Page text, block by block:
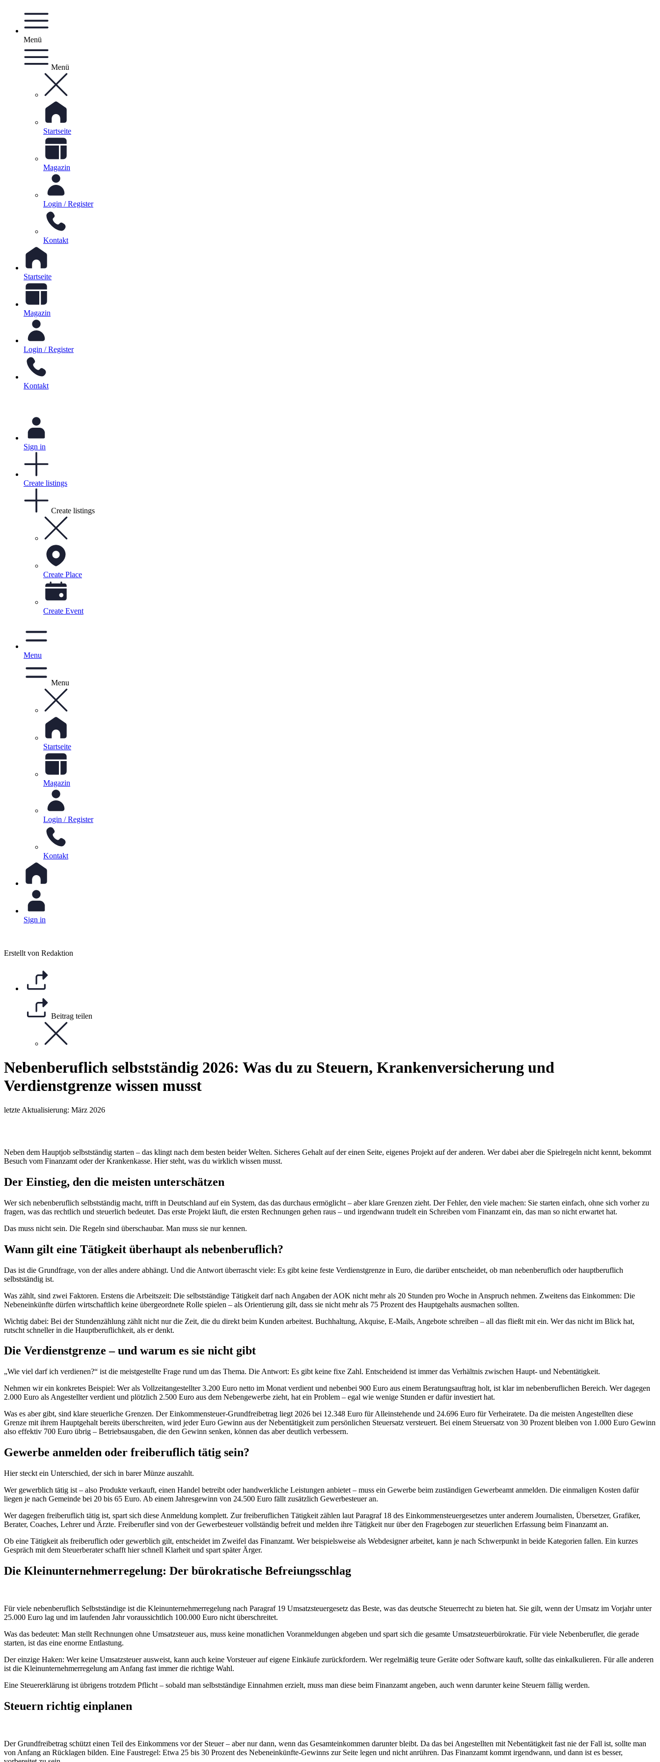
Menü
Menü
Startseite
Magazin
Login / Register
Kontakt
Startseite
Magazin
Login / Register
Kontakt
Sign in
Create listings
Create listings
Create Place
Create Event
Menu
Menu
Startseite
Magazin
Login / Register
Kontakt
Sign in
Erstellt von Redaktion
Beitrag teilen
Nebenberuflich selbstständig 2026: Was du zu Steuern, Krankenversicherung und
Verdienstgrenze wissen musst
letzte Aktualisierung: März 2026
Neben dem Hauptjob selbstständig starten – das klingt nach dem besten beider Welten. Sicheres Gehalt auf der einen Seite, eigenes Projekt auf der anderen. Wer dabei aber die Spielregeln nicht kennt, bekommt
Besuch vom Finanzamt oder der Krankenkasse. Hier steht, was du wirklich wissen musst.
Der Einstieg, den die meisten unterschätzen
Wer sich nebenberuflich selbstständig macht, trifft in Deutschland auf ein System, das das durchaus ermöglicht – aber klare Grenzen zieht. Der Fehler, den viele machen: Sie starten einfach, ohne sich vorher zu
fragen, was das rechtlich und steuerlich bedeutet. Das erste Projekt läuft, die ersten Rechnungen gehen raus – und irgendwann trudelt ein Schreiben vom Finanzamt ein, das man so nicht erwartet hat.
Das muss nicht sein. Die Regeln sind überschaubar. Man muss sie nur kennen.
Wann gilt eine Tätigkeit überhaupt als nebenberuflich?
Das ist die Grundfrage, von der alles andere abhängt. Und die Antwort überrascht viele: Es gibt keine feste Verdienstgrenze in Euro, die darüber entscheidet, ob man nebenberuflich oder hauptberuflich
selbstständig ist.
Was zählt, sind zwei Faktoren. Erstens die Arbeitszeit: Die selbstständige Tätigkeit darf nach Angaben der AOK nicht mehr als 20 Stunden pro Woche in Anspruch nehmen. Zweitens das Einkommen: Die
Nebeneinkünfte dürfen wirtschaftlich keine übergeordnete Rolle spielen – als Orientierung gilt, dass sie nicht mehr als 75 Prozent des Hauptgehalts ausmachen sollten.
Wichtig dabei: Bei der Stundenzählung zählt nicht nur die Zeit, die du direkt beim Kunden arbeitest. Buchhaltung, Akquise, E-Mails, Angebote schreiben – all das fließt mit ein. Wer das nicht im Blick hat,
rutscht schneller in die Hauptberuflichkeit, als er denkt.
Die Verdienstgrenze – und warum es sie nicht gibt
„Wie viel darf ich verdienen?“ ist die meistgestellte Frage rund um das Thema. Die Antwort: Es gibt keine fixe Zahl. Entscheidend ist immer das Verhältnis zwischen Haupt- und Nebentätigkeit.
Nehmen wir ein konkretes Beispiel: Wer als Vollzeitangestellter 3.200 Euro netto im Monat verdient und nebenbei 900 Euro aus einem Beratungsauftrag holt, ist klar im nebenberuflichen Bereich. Wer dagegen
2.000 Euro als Angestellter verdient und plötzlich 2.500 Euro aus dem Nebengewerbe zieht, hat ein Problem – egal wie wenige Stunden er dafür investiert hat.
Was es aber gibt, sind klare steuerliche Grenzen. Der Einkommensteuer-Grundfreibetrag liegt 2026 bei 12.348 Euro für Alleinstehende und 24.696 Euro für Verheiratete. Da die meisten Angestellten diese
Grenze mit ihrem Hauptgehalt bereits überschreiten, wird jeder Euro Gewinn aus der Nebentätigkeit zum persönlichen Steuersatz versteuert. Bei einem Steuersatz von 30 Prozent bleiben von 1.000 Euro Gewinn
also effektiv 700 Euro übrig – Betriebsausgaben, die den Gewinn senken, können das aber deutlich verbessern.
Gewerbe anmelden oder freiberuflich tätig sein?
Hier steckt ein Unterschied, der sich in barer Münze auszahlt.
Wer gewerblich tätig ist – also Produkte verkauft, einen Handel betreibt oder handwerkliche Leistungen anbietet – muss ein Gewerbe beim zuständigen Gewerbeamt anmelden. Die einmaligen Kosten dafür
liegen je nach Gemeinde bei 20 bis 65 Euro. Ab einem Jahresgewinn von 24.500 Euro fällt zusätzlich Gewerbesteuer an.
Wer dagegen freiberuflich tätig ist, spart sich diese Anmeldung komplett. Zur freiberuflichen Tätigkeit zählen laut Paragraf 18 des Einkommensteuergesetzes unter anderem Journalisten, Übersetzer, Grafiker,
Berater, Coaches, Lehrer und Ärzte. Freiberufler sind von der Gewerbesteuer vollständig befreit und melden ihre Tätigkeit nur über den Fragebogen zur steuerlichen Erfassung beim Finanzamt an.
Ob eine Tätigkeit als freiberuflich oder gewerblich gilt, entscheidet im Zweifel das Finanzamt. Wer beispielsweise als Webdesigner arbeitet, kann je nach Schwerpunkt in beide Kategorien fallen. Ein kurzes
Gespräch mit dem Steuerberater schafft hier schnell Klarheit und spart später Ärger.
Die Kleinunternehmerregelung: Der bürokratische Befreiungsschlag
Für viele nebenberuflich Selbstständige ist die Kleinunternehmerregelung nach Paragraf 19 Umsatzsteuergesetz das Beste, was das deutsche Steuerrecht zu bieten hat. Sie gilt, wenn der Umsatz im Vorjahr unter
25.000 Euro lag und im laufenden Jahr voraussichtlich 100.000 Euro nicht überschreitet.
Was das bedeutet: Man stellt Rechnungen ohne Umsatzsteuer aus, muss keine monatlichen Voranmeldungen abgeben und spart sich die gesamte Umsatzsteuerbürokratie. Für viele Nebenberufler, die gerade
starten, ist das eine enorme Entlastung.
Der einzige Haken: Wer keine Umsatzsteuer ausweist, kann auch keine Vorsteuer auf eigene Einkäufe zurückfordern. Wer regelmäßig teure Geräte oder Software kauft, sollte das einkalkulieren. Für alle anderen
ist die Kleinunternehmerregelung am Anfang fast immer die richtige Wahl.
Eine Steuererklärung ist übrigens trotzdem Pflicht – sobald man selbstständige Einnahmen erzielt, muss man diese beim Finanzamt angeben, auch wenn darunter keine Steuern fällig werden.
Steuern richtig einplanen
Der Grundfreibetrag schützt einen Teil des Einkommens vor der Steuer – aber nur dann, wenn das Gesamteinkommen darunter bleibt. Da das bei Angestellten mit Nebentätigkeit fast nie der Fall ist, sollte man
von Anfang an Rücklagen bilden. Eine Faustregel: Etwa 25 bis 30 Prozent des Nebeneinkünfte-Gewinns zur Seite legen und nicht anrühren. Das Finanzamt kommt irgendwann, und dann ist es besser,